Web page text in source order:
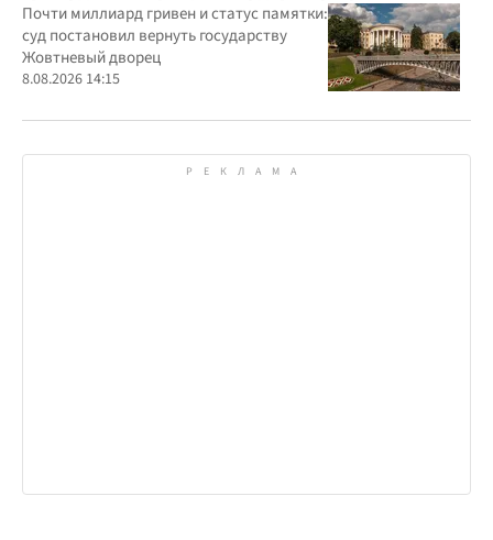
удовлетворил иск прокуратуры
Почти миллиард гривен и статус памятки:
суд постановил вернуть государству
Жовтневый дворец
8.08.2026 14:15